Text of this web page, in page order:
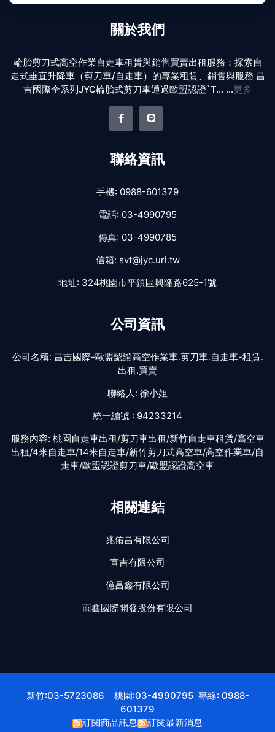
關於我們
輪胎剪刀式高空作業自走車租賃與銷售買賣出租服務：探索自
走式垂直升降車（剪刀車/自走車）的專業租賃、銷售與服務 昌
吉國際全系列JYC輪胎式剪刀車通過歐盟認證`T... ...更多
聯絡資訊
手機: 0988-601379
電話: 03-4990795
傳真: 03-4990785
信箱: svt@jyc.url.tw
地址: 324桃園市平鎮區興隆路625-1號
公司資訊
公司名稱: 昌吉國際-歐盟認證高空作業車.剪刀車.自走車-租賃.
出租.買賣
聯絡人: 徐小姐
統一編號 : 94233214
服務內容: 桃園自走車出租/剪刀車出租/新竹自走車租賃/高空車
出租/4米自走車/14米自走車/新竹剪刀式高空車/高空作業車/自
走車/歐盟認證剪刀車/歐盟認證高空車
相關連結
兆佑昌有限公司
宣吉有限公司
億昌鑫有限公司
雨鑫國際開發股份有限公司
新竹:03-5723086 桃園:03-4990795 專線: 0988-
601379
訂閱商品訊息
訂閱最新消息